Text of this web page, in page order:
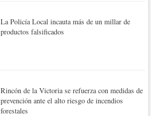
La Policía Local incauta más de un millar de
productos falsificados
Rincón de la Victoria se refuerza con medidas de
prevención ante el alto riesgo de incendios
forestales